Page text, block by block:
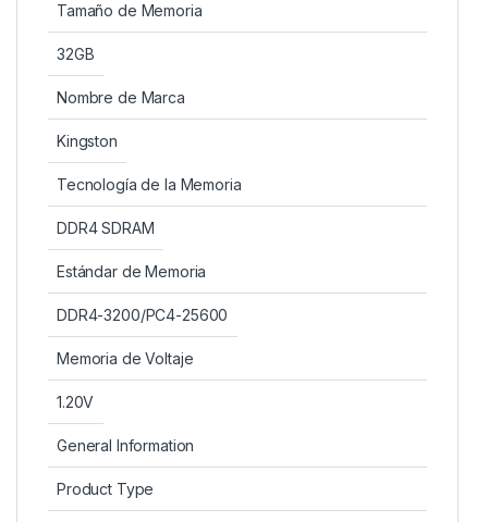
Tamaño de Memoria
32GB
Nombre de Marca
Kingston
Tecnología de la Memoria
DDR4 SDRAM
Estándar de Memoria
DDR4-3200/PC4-25600
Memoria de Voltaje
1.20V
General Information
Product Type